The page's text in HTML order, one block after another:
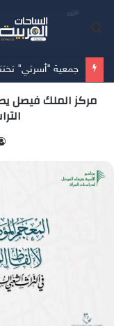
مركز الملك فيصل